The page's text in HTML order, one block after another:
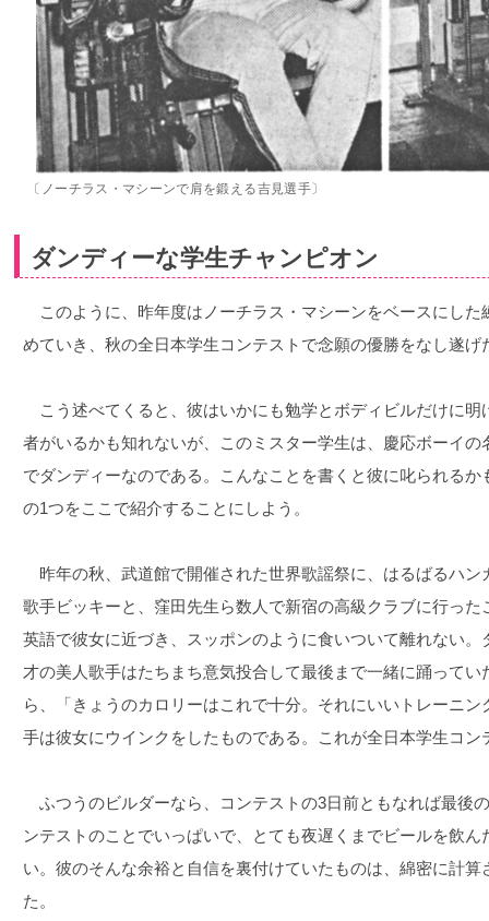
〔ノーチラス・マシーンで肩を鍛える吉見選手〕
ダンディーな学生チャンピオン
このように、昨年度はノーチラス・マシーンをベースにした
めていき、秋の全日本学生コンテストで念願の優勝をなし遂げ
こう述べてくると、彼はいかにも勉学とボディビルだけに明
者がいるかも知れないが、このミスター学生は、慶応ボーイ
でダンディーなのである。こんなことを書くと彼に叱られる
の1つをここで紹介することにしよう。
昨年の秋、武道館で開催された世界歌謡祭に、はるばるハン
歌手ビッキーと、窪田先生ら数人で新宿の高級クラブに行っ
英語で彼女に近づき、スッポンのように食いついて離れない
才の美人歌手はたちまち意気投合して最後まで一緒に踊って
ら、「きょうのカロリーはこれで十分。それにいいトレーニ
手は彼女にウインクをしたものである。これが全日本学生コ
ふつうのビルダーなら、コンテストの3日前ともなれば最後
ンテストのことでいっぱいで、とても夜遅くまでビールを飲
い。彼のそんな余裕と自信を裏付けていたものは、綿密に計
た。